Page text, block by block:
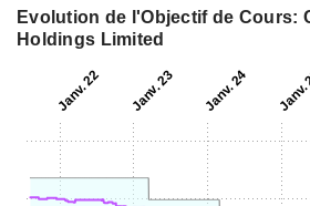
Evolution de l'Objectif de Cours:
Holdings Limited